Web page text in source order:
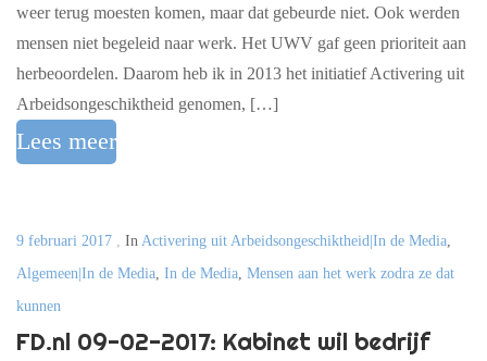
weer terug moesten komen, maar dat gebeurde niet. Ook werden
mensen niet begeleid naar werk. Het UWV gaf geen prioriteit aan
herbeoordelen. Daarom heb ik in 2013 het initiatief Activering uit
Arbeidsongeschiktheid genomen, […]
Lees meer
9 februari 2017 , In Activering uit Arbeidsongeschiktheid|In de Media,
Algemeen|In de Media, In de Media, Mensen aan het werk zodra ze dat
kunnen
FD.nl 09-02-2017: Kabinet wil bedrijf